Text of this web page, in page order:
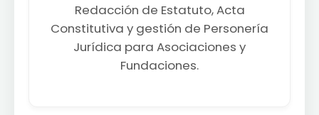
Redacción de Estatuto, Acta
Constitutiva y gestión de Personería
Jurídica para Asociaciones y
Fundaciones.